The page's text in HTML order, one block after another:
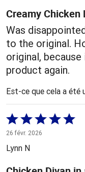
Creamy Chicken
Was
to the original.
original,
product again.
Est-ce que cela a été
Coté
5 sur
5
26 févr. 2026
Lynn N